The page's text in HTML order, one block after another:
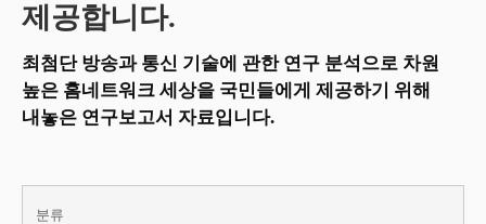
제공합니다.
최첨단 방송과 통신 기술에 관한 연구 분석으로 차원
높은 홈네트워크 세상을 국민들에게 제공하기 위해
내놓은 연구보고서 자료입니다.
분류